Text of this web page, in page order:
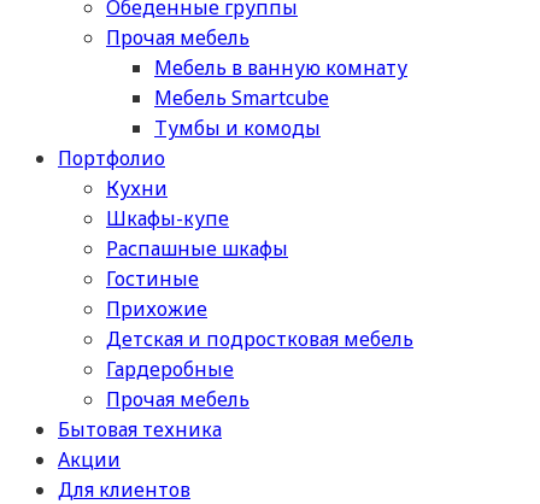
Обеденные группы
Прочая мебель
Мебель в ванную комнату
Мебель Smartcube
Тумбы и комоды
Портфолио
Кухни
Шкафы-купе
Распашные шкафы
Гостиные
Прихожие
Детская и подростковая мебель
Гардеробные
Прочая мебель
Бытовая техника
Акции
Для клиентов